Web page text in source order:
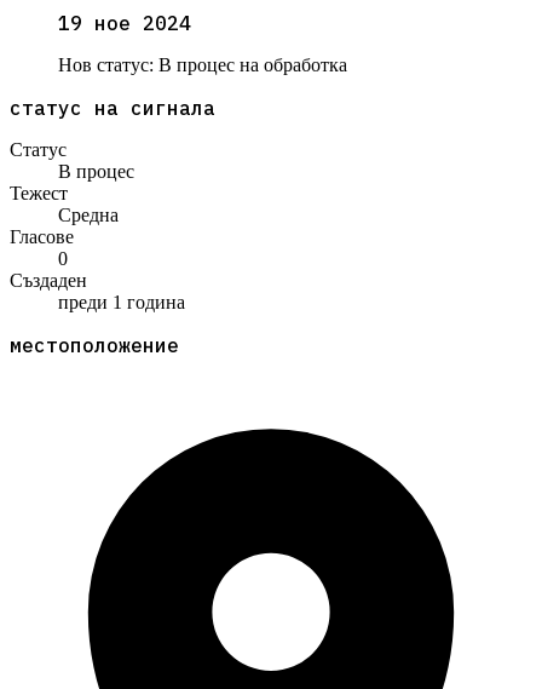
19 ное 2024
Нов статус: В процес на обработка
статус на сигнала
Статус
В процес
Тежест
Средна
Гласове
0
Създаден
преди 1 година
местоположение